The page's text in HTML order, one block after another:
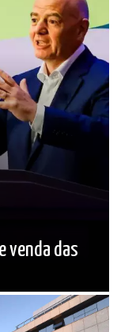
venda das